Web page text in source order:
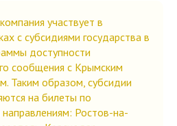
участвует в
с субсидиями государства в
доступности
сообщения с Крымским
Таким образом, субсидии
на билеты по
Ростов-на-